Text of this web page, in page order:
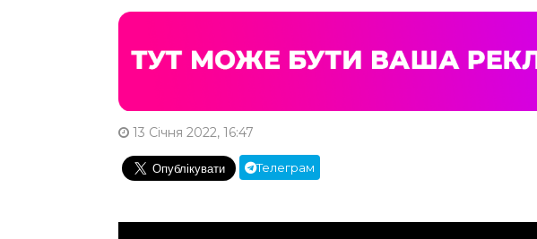
13 Січня 2022, 16:47
Телеграм